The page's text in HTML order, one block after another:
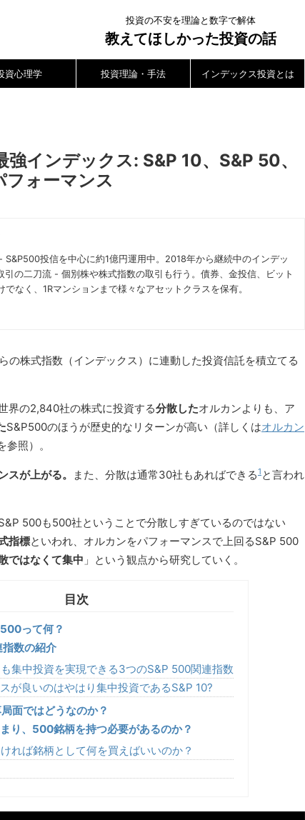
投資の不安を理論と数字で解体
教えてほしかった投資の話
資心理学 投資理論・手法 インデックス投資とは
インデックス: S&P 10、S&P 50、
ォーマンス
S&P500投信を中心に約1億円運用中。2018年から継続中のインデッ
引の二刀流 - 個別株や株式指数の取引も行う。債券、金投信、ビット
でなく、1Rマンションまで様々なアセットクラスを保有。
の株式指数（インデックス）に連動した投資信託を積立てる
界の2,840社の株式に投資する分散したオルカンよりも、ア
S&P500のほうが歴史的なリターンが高い（詳しくはオルカン
参照）。
スが上がる。 また、分散は通常30社もあればできる1 と言われ
500も500社ということで分散しすぎているのではない
指標といわれ、オルカンをパフォーマンスで上回るS&P 500
ではなくて集中 」という観点から研究していく。
って何？
数の紹介
集中投資を実現できる3つのS&P 500関連指数
が良いのはやはり集中投資であるS&P 10?
面ではどうなのか？
り、500銘柄を持つ必要があるのか？
れば銘柄として何を買えばいいのか？